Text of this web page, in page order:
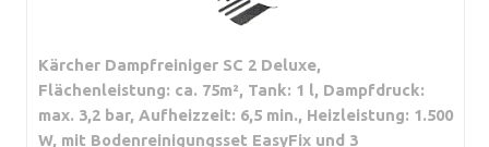
Kärcher Dampfreiniger SC 2 Deluxe,
Flächenleistung: ca. 75m², Tank: 1 l, Dampfdruck:
max. 3,2 bar, Aufheizzeit: 6,5 min., Heizleistung: 1.500
W, mit Bodenreinigungsset EasyFix und 3